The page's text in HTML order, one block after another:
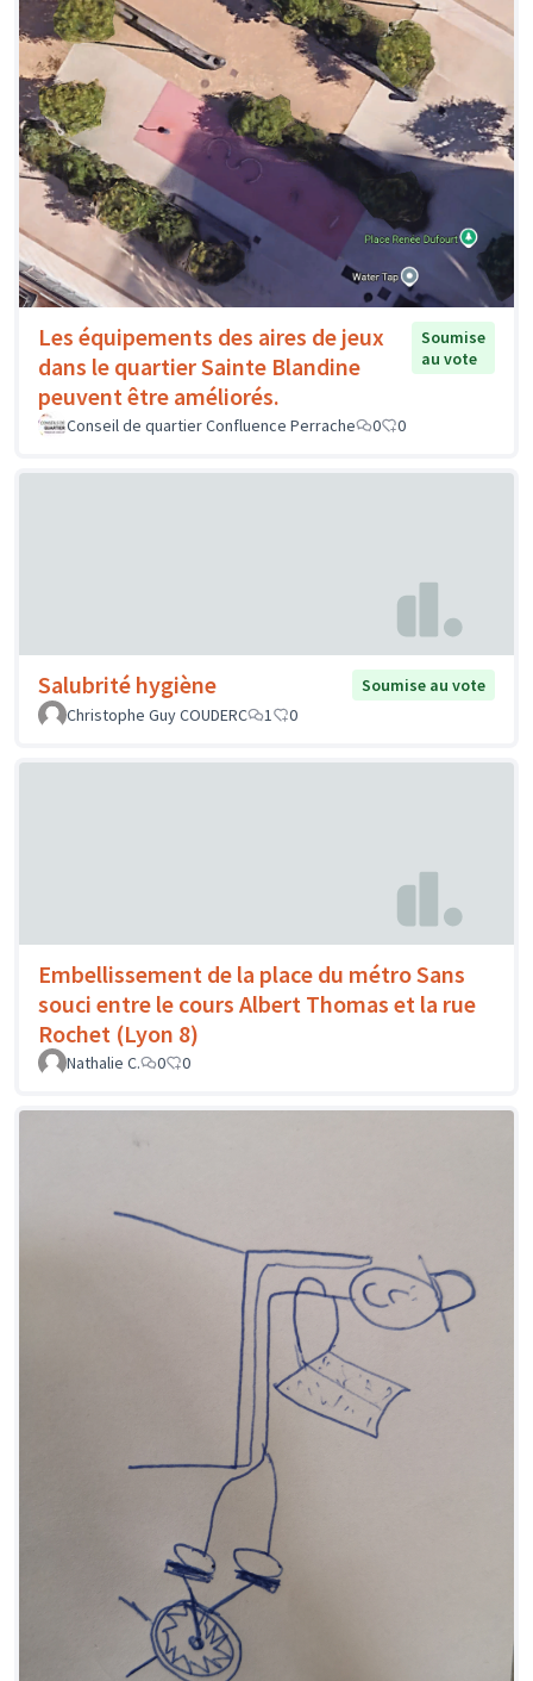
Les équipements des aires de jeux
dans le quartier Sainte Blandine
peuvent être améliorés.
Soumise
au vote
Conseil de quartier Confluence Perrache 0 0
Salubrité hygiène
Soumise au vote
Christophe Guy COUDERC
1 0
Embellissement de la place du métro Sans
souci entre le cours Albert Thomas et la rue
Rochet (Lyon 8)
Nathalie C. 0 0